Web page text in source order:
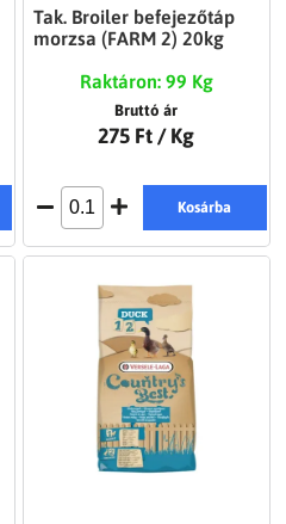
Tak. Broiler befejezőtáp
morzsa (FARM 2) 20kg
Raktáron: 99 Kg
Bruttó ár
275 Ft / Kg
Kosárba